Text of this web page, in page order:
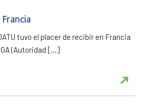
tuvo el placer de recibir en Francia
(Autoridad […]